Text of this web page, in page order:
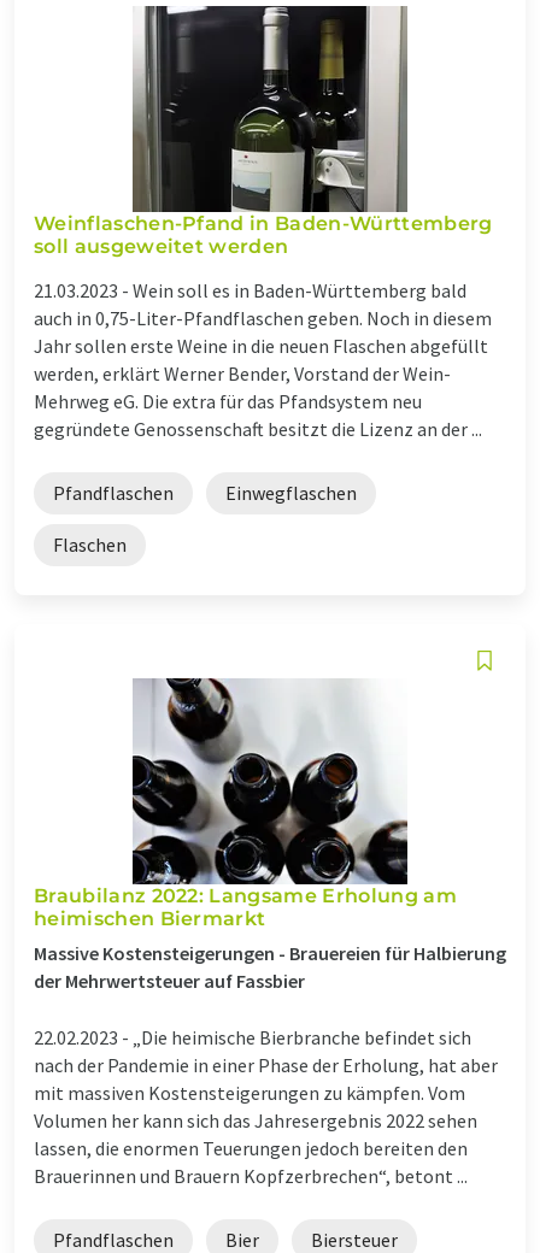
Weinflaschen-Pfand in Baden-Württemberg
soll ausgeweitet werden
21.03.2023 - Wein soll es in Baden-Württemberg bald
auch in 0,75-Liter-Pfandflaschen geben. Noch in diesem
Jahr sollen erste Weine in die neuen Flaschen abgefüllt
werden, erklärt Werner Bender, Vorstand der Wein-
Mehrweg eG. Die extra für das Pfandsystem neu
gegründete Genossenschaft besitzt die Lizenz an der ...
Pfandflaschen Einwegflaschen
Flaschen
Braubilanz 2022: Langsame Erholung am
heimischen Biermarkt
Massive Kostensteigerungen - Brauereien für Halbierung
der Mehrwertsteuer auf Fassbier
22.02.2023 - „Die heimische Bierbranche befindet sich
nach der Pandemie in einer Phase der Erholung, hat aber
mit massiven Kostensteigerungen zu kämpfen. Vom
Volumen her kann sich das Jahresergebnis 2022 sehen
lassen, die enormen Teuerungen jedoch bereiten den
Brauerinnen und Brauern Kopfzerbrechen“, betont ...
Pfandflaschen Bier Biersteuer